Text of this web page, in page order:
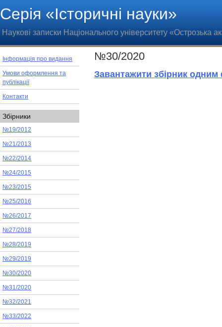
Серія «Історичні науки»
Наукові записки Національного університету «Острозька
Інформація про видання
Умови оформлення та
публікації
Контакти
Збірники
№19/2012
№21/2013
№22/2014
№24/2015
№23/2015
№25/2016
№26/2017
№27/2018
№28/2019
№29/2019
№30/2020
№31/2020
№32/2021
№33/2022
№30/2020
Завантажити збірник